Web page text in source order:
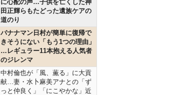
に心配の声…子供を亡くした神
田正輝らもたどった遺族ケアの
道のり
バナナマン日村が簡単に復帰で
きそうにない「もう1つの理由」
…レギュラー11本抱える人気者
のジレンマ
中村倫也が「風、薫る」に大貢
献…妻・水卜麻美アナとの「ず
っと仲良く」「にこやかな」近